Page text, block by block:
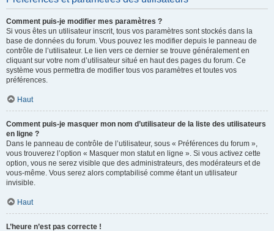
Comment puis-je modifier mes paramètres ?
Si vous êtes un utilisateur inscrit, tous vos paramètres sont stockés dans la
base de données du forum. Vous pouvez les modifier depuis le panneau de
contrôle de l’utilisateur. Le lien vers ce dernier se trouve généralement en
cliquant sur votre nom d’utilisateur situé en haut des pages du forum. Ce
système vous permettra de modifier tous vos paramètres et toutes vos
préférences.
Haut
Comment puis-je masquer mon nom d’utilisateur de la liste des utilisateurs
en ligne ?
Dans le panneau de contrôle de l’utilisateur, sous « Préférences du forum »,
vous trouverez l’option « Masquer mon statut en ligne ». Si vous activez cette
option, vous ne serez visible que des administrateurs, des modérateurs et de
vous-même. Vous serez alors comptabilisé comme étant un utilisateur
invisible.
Haut
L’heure n’est pas correcte !